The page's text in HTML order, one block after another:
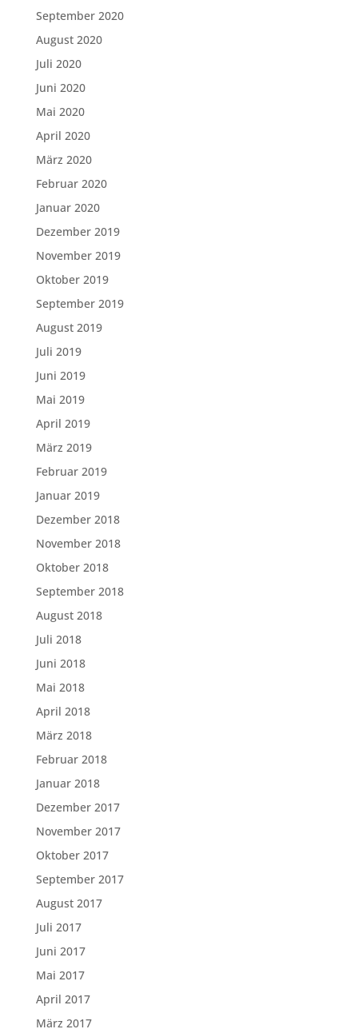
September 2020
August 2020
Juli 2020
Juni 2020
Mai 2020
April 2020
März 2020
Februar 2020
Januar 2020
Dezember 2019
November 2019
Oktober 2019
September 2019
August 2019
Juli 2019
Juni 2019
Mai 2019
April 2019
März 2019
Februar 2019
Januar 2019
Dezember 2018
November 2018
Oktober 2018
September 2018
August 2018
Juli 2018
Juni 2018
Mai 2018
April 2018
März 2018
Februar 2018
Januar 2018
Dezember 2017
November 2017
Oktober 2017
September 2017
August 2017
Juli 2017
Juni 2017
Mai 2017
April 2017
März 2017